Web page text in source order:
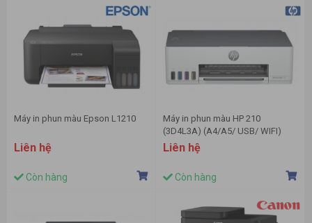
Máy in phun màu Epson L1210
Liên hệ
Còn hàng
Máy in phun màu HP 210
(3D4L3A) (A4/A5/ USB/ WIFI)
Liên hệ
Còn hàng